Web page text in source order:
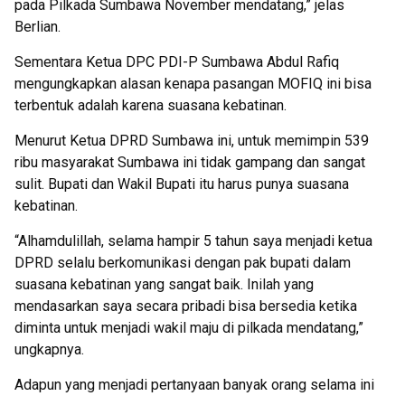
pada Pilkada Sumbawa November mendatang,” jelas
Berlian.
Sementara Ketua DPC PDI-P Sumbawa Abdul Rafiq
mengungkapkan alasan kenapa pasangan MOFIQ ini bisa
terbentuk adalah karena suasana kebatinan.
Menurut Ketua DPRD Sumbawa ini, untuk memimpin 539
ribu masyarakat Sumbawa ini tidak gampang dan sangat
sulit. Bupati dan Wakil Bupati itu harus punya suasana
kebatinan.
“Alhamdulillah, selama hampir 5 tahun saya menjadi ketua
DPRD selalu berkomunikasi dengan pak bupati dalam
suasana kebatinan yang sangat baik. Inilah yang
mendasarkan saya secara pribadi bisa bersedia ketika
diminta untuk menjadi wakil maju di pilkada mendatang,”
ungkapnya.
Adapun yang menjadi pertanyaan banyak orang selama ini